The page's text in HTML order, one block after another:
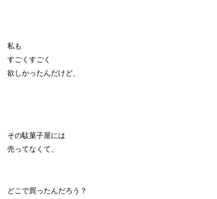
私も
すごくすごく
欲しかったんだけど、
その駄菓子屋には
売ってなくて、
どこで買ったんだろう？